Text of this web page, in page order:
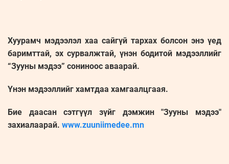
Хуурамч мэдээлэл хаа сайгүй тархах болсон энэ үед
баримттай, эх сурвалжтай, үнэн бодитой мэдээллийг
“Зууны мэдээ” сониноос аваарай.
Үнэн мэдээллийг хамтдаа хамгаалцгаая.
Бие даасан сэтгүүл зүйг дэмжин "Зууны мэдээ"
захиалаарай. www.zuuniimedee.mn